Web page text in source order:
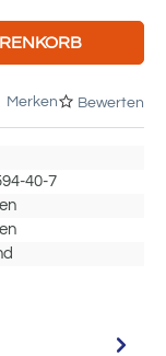
Merken Bewerten
40-7